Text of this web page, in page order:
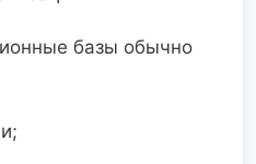
базы обычно